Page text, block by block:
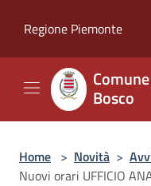
Regione Piemonte
Bosco
Home > Novità >
Nuovi orari UFFICIO